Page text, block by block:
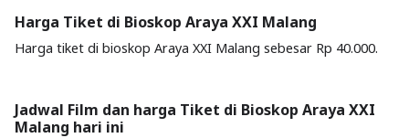
Harga Tiket di Bioskop Araya XXI Malang
Harga tiket di bioskop Araya XXI Malang sebesar Rp 40.000.
Jadwal Film dan harga Tiket di Bioskop Araya XXI
Malang hari ini